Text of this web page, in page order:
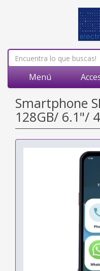
Menú
Smartphone
128GB/ 6.1"/